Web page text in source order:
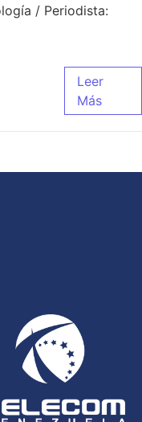
/ Periodista:
Leer
Más